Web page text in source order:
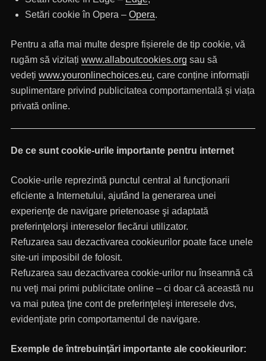
Setări cookie în Opera – Opera.
Pentru a afla mai multe despre fișierele de tip cookie, vă
rugăm să vizitați www.allaboutcookies.org sau să
vedeți www.youronlinechoices.eu, care conține informații
suplimentare privind publicitatea comportamentală și viața
privată online.
De ce sunt cookie-urile importante pentru internet
Cookie-urile reprezintă punctul central al funcţionarii
eficiente a Internetului, ajutând la generarea unei
experienţe de navigare prietenoase şi adaptată
preferinţelorşi intereselor fiecărui utilizator.
Refuzarea sau dezactivarea cookieurilor poate face unele
site-uri imposibil de folosit.
Refuzarea sau dezactivarea cookie-urilor nu înseamnă că
nu veţi mai primi publicitate online – ci doar că această nu
va mai putea ţine cont de preferinţeleşi interesele dvs,
evidenţiate prin comportamentul de navigare.
Exemple de întrebuinţări importante ale cookieurilor: